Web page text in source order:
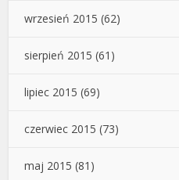
wrzesień 2015 (62)
sierpień 2015 (61)
lipiec 2015 (69)
czerwiec 2015 (73)
maj 2015 (81)